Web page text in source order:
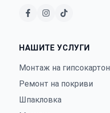
НАШИТЕ УСЛУГИ
Монтаж на гипсокартон
Ремонт на покриви
Шпакловка